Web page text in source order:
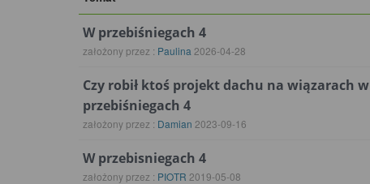
W przebiśniegach 4
założony przez : Paulina 2026-04-28
Czy robił ktoś projekt dachu na wiązarach w
przebiśniegach 4
założony przez : Damian 2023-09-16
W przebisniegach 4
założony przez : PIOTR 2019-05-08